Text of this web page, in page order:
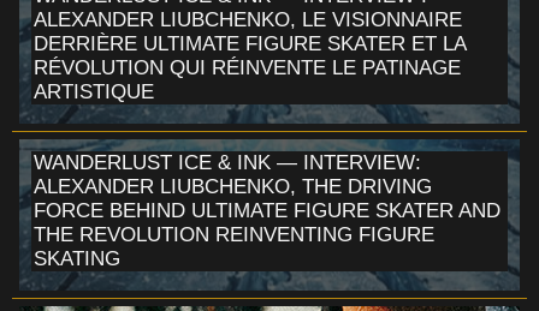
ALEXANDER LIUBCHENKO, LE VISIONNAIRE
DERRIÈRE ULTIMATE FIGURE SKATER ET LA
RÉVOLUTION QUI RÉINVENTE LE PATINAGE
ARTISTIQUE
WANDERLUST ICE & INK — INTERVIEW:
ALEXANDER LIUBCHENKO, THE DRIVING
FORCE BEHIND ULTIMATE FIGURE SKATER AND
THE REVOLUTION REINVENTING FIGURE
SKATING